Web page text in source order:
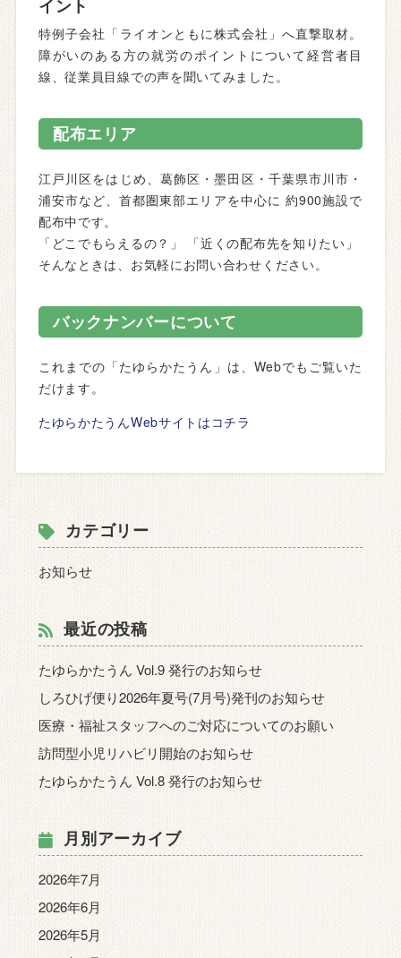
イント
特例子会社「ライオンともに株式会社」へ直撃取材。
障がいのある方の就労のポイントについて経営者目
線、従業員目線での声を聞いてみました。
配布エリア
江戸川区をはじめ、葛飾区・墨田区・千葉県市川市・
浦安市など、首都圏東部エリアを中心に 約900施設で
配布中です。
「どこでもらえるの？」 「近くの配布先を知りたい」
そんなときは、お気軽にお問い合わせください。
バックナンバーについて
これまでの「たゆらかたうん」は、Webでもご覧いた
だけます。
たゆらかたうんWebサイトはコチラ
カテゴリー
お知らせ
最近の投稿
たゆらかたうん Vol.9 発行のお知らせ
しろひげ便り2026年夏号(7月号)発刊のお知らせ
医療・福祉スタッフへのご対応についてのお願い
訪問型小児リハビリ開始のお知らせ
たゆらかたうん Vol.8 発行のお知らせ
月別アーカイブ
2026年7月
2026年6月
2026年5月